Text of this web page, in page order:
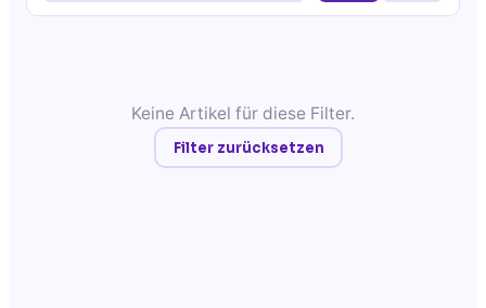
Keine Artikel für diese Filter.
Filter zurücksetzen